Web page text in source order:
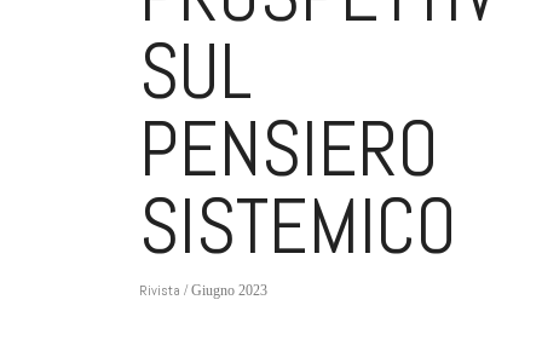
SUL
PENSIERO
SISTEMICO
Rivista / Giugno 2023